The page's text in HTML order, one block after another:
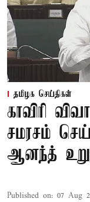
தமிழக செய்திகள்
காவிரி
சமரசம்
ஆனந்த்
Published on: 07 Aug